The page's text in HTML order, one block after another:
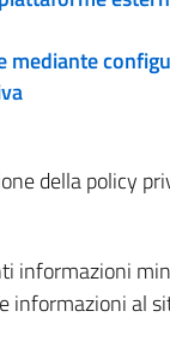
mediante
della policy
informazioni
informazioni al